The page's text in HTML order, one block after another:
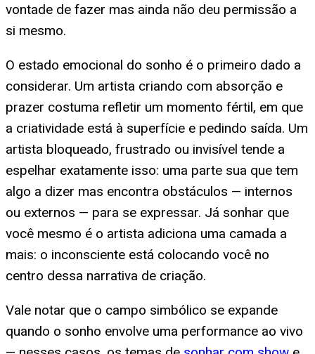
vontade de fazer mas ainda não deu permissão a
si mesmo.
O estado emocional do sonho é o primeiro dado a
considerar. Um artista criando com absorção e
prazer costuma refletir um momento fértil, em que
a criatividade está à superfície e pedindo saída. Um
artista bloqueado, frustrado ou invisível tende a
espelhar exatamente isso: uma parte sua que tem
algo a dizer mas encontra obstáculos — internos
ou externos — para se expressar. Já sonhar que
você mesmo é o artista adiciona uma camada a
mais: o inconsciente está colocando você no
centro dessa narrativa de criação.
Vale notar que o campo simbólico se expande
quando o sonho envolve uma performance ao vivo